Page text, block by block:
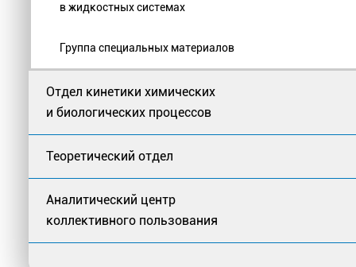
в жидкостных системах
Группа специальных материалов
Отдел кинетики химических
и биологических процессов
Теоретический отдел
Аналитический центр
коллективного пользования